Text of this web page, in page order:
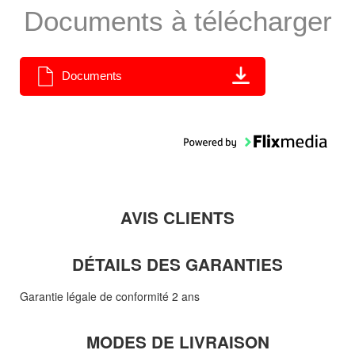
Documents à télécharger
Documents
AVIS CLIENTS
DÉTAILS DES GARANTIES
Garantie légale de conformité 2 ans
MODES DE LIVRAISON